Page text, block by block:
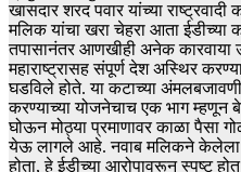
खासदार शरद पवार यांच्या राष्ट्रवादी
मलिक यांचा खरा चेहरा आता
तपासानंतर आणखीही अनेक कारवाया
महाराष्ट्रासह संपूर्ण देश अस्थिर
घडविले होते. या कटाच्या
करण्याच्या योजनेचाच एक भाग म्हणून
घोऊन मोठ्या प्रमाणावर काळा पैसा
येऊ लागले आहे. नवाब मलिकने केलेला
होता, हे ईडीच्या आरोपावरून स्पष्ट